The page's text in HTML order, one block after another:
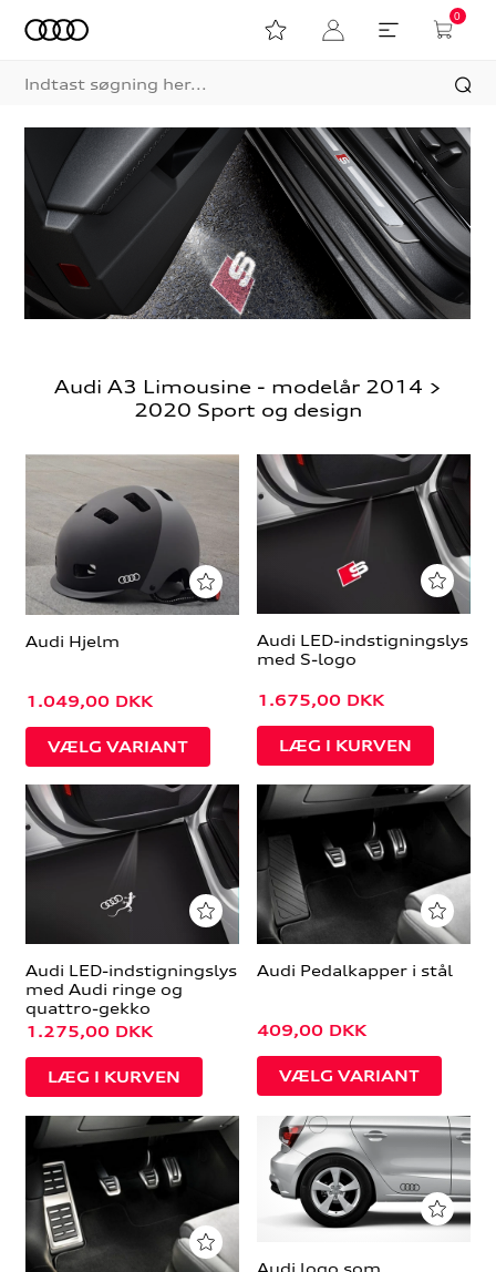
0
Audi A3 Limousine - modelår 2014 >
2020 Sport og design
Audi Hjelm
1.049,00 DKK
VÆLG VARIANT
Audi LED-indstigningslys
med S-logo
1.675,00 DKK
Audi LED-indstigningslys
med Audi ringe og
quattro-gekko
1.275,00 DKK
Audi Pedalkapper i stål
409,00 DKK
VÆLG VARIANT
Audi logo som